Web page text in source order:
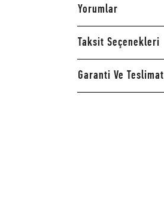
Yorumlar
Taksit Seçenekleri
Garanti Ve Teslimat